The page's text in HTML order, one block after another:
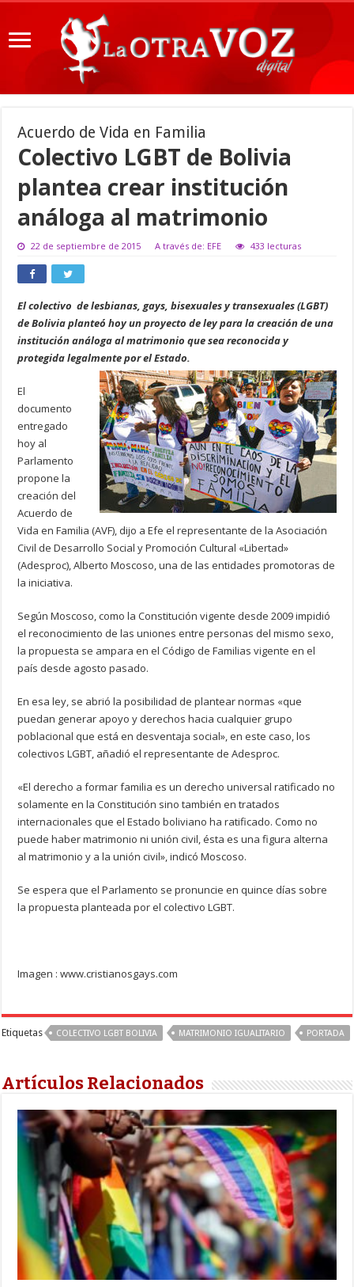
Acuerdo de Vida en Familia
Colectivo LGBT de Bolivia
plantea crear institución
análoga al matrimonio
22 de septiembre de 2015 A través de: EFE 433 lecturas
El colectivo de lesbianas, gays, bisexuales y transexuales (LGBT)
de Bolivia planteó hoy un proyecto de ley para la creación de una
institución análoga al matrimonio que sea reconocida y
protegida legalmente por el Estado.
El
documento
entregado
hoy al
Parlamento
propone la
creación del
Acuerdo de
Vida en Familia (AVF), dijo a Efe el representante de la Asociación
Civil de Desarrollo Social y Promoción Cultural «Libertad»
(Adesproc), Alberto Moscoso, una de las entidades promotoras de
la iniciativa.
Según Moscoso, como la Constitución vigente desde 2009 impidió
el reconocimiento de las uniones entre personas del mismo sexo,
la propuesta se ampara en el Código de Familias vigente en el
país desde agosto pasado.
En esa ley, se abrió la posibilidad de plantear normas «que
puedan generar apoyo y derechos hacia cualquier grupo
poblacional que está en desventaja social», en este caso, los
colectivos LGBT, añadió el representante de Adesproc.
«El derecho a formar familia es un derecho universal ratificado no
solamente en la Constitución sino también en tratados
internacionales que el Estado boliviano ha ratificado. Como no
puede haber matrimonio ni unión civil, ésta es una figura alterna
al matrimonio y a la unión civil», indicó Moscoso.
Se espera que el Parlamento se pronuncie en quince días sobre
la propuesta planteada por el colectivo LGBT.
Imagen : www.cristianosgays.com
Etiquetas COLECTIVO LGBT BOLIVIA MATRIMONIO IGUALITARIO PORTADA
Artículos Relacionados